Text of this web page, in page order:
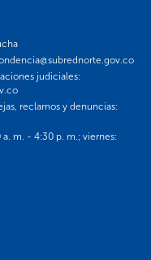
judiciales:
reclamos y denuncias:
m. - 4:30 p. m.; viernes: